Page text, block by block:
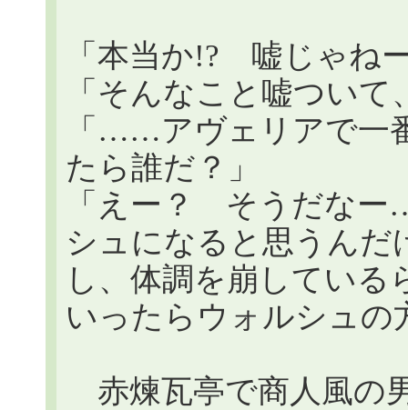
「本当か!? 嘘じゃね
「そんなこと嘘つい
「……アヴェリアで一
たら誰だ？」
「えー？ そうだな
シュになると思うん
し、体調を崩してい
いったらウォルシュの
赤煉瓦亭で商人風の